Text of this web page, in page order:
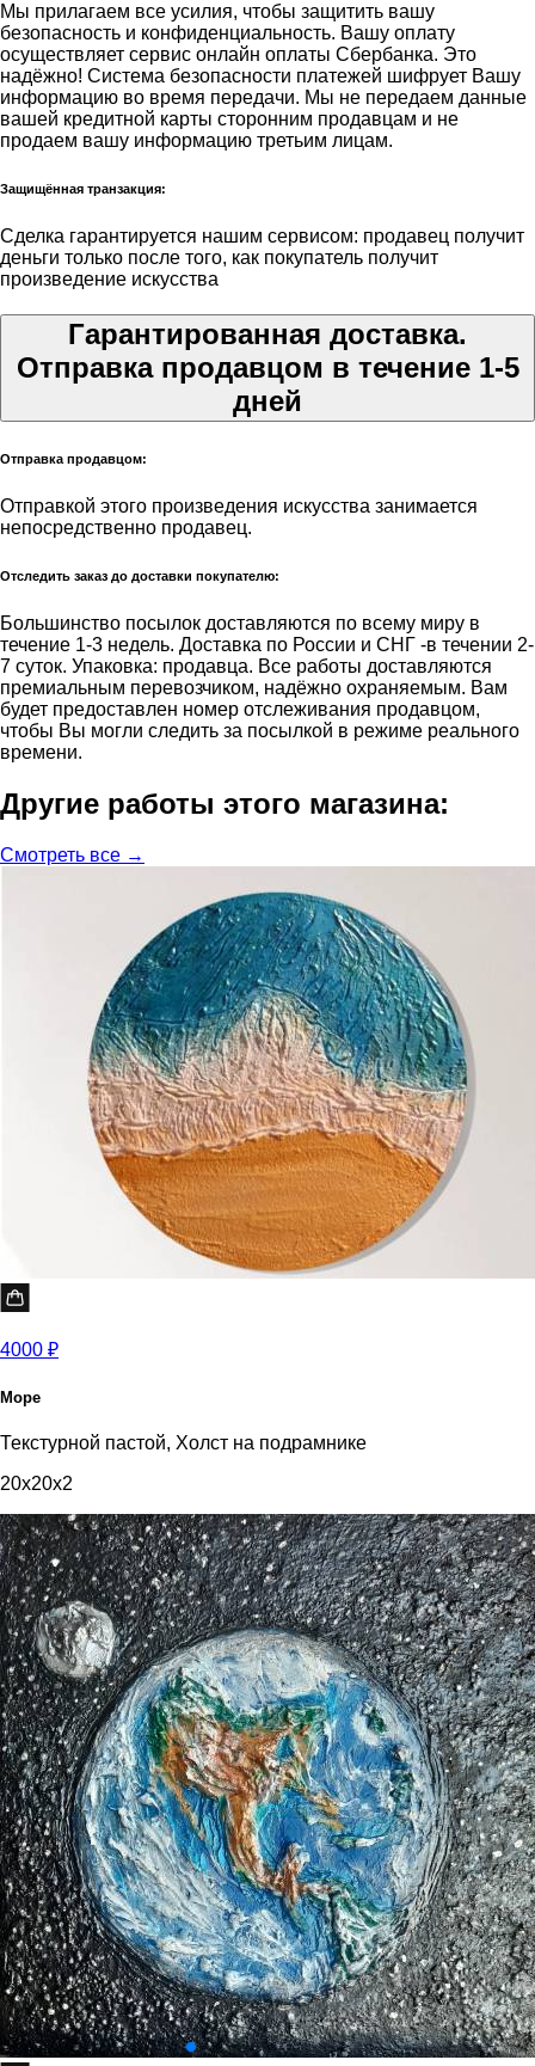
Мы прилагаем все усилия, чтобы защитить вашу
безопасность и конфиденциальность. Вашу оплату
осуществляет сервис онлайн оплаты Сбербанка. Это
надёжно! Система безопасности платежей шифрует Вашу
информацию во время передачи. Мы не передаем данные
вашей кредитной карты сторонним продавцам и не
продаем вашу информацию третьим лицам.
Защищённая транзакция:
Сделка гарантируется нашим сервисом: продавец получит
деньги только после того, как покупатель получит
произведение искусства
Гарантированная доставка.
Отправка продавцом в течение 1-5
дней
Отправка продавцом:
Отправкой этого произведения искусства занимается
непосредственно продавец.
Отследить заказ до доставки покупателю:
Большинство посылок доставляются по всему миру в
течение 1-3 недель. Доставка по России и СНГ -в течении 2-
7 суток. Упаковка: продавца. Все работы доставляются
премиальным перевозчиком, надёжно охраняемым. Вам
будет предоставлен номер отслеживания продавцом,
чтобы Вы могли следить за посылкой в режиме реального
времени.
Другие работы этого магазина:
Смотреть все →
4000 ₽
Море
Текстурной пастой, Холст на подрамнике
20x20x2